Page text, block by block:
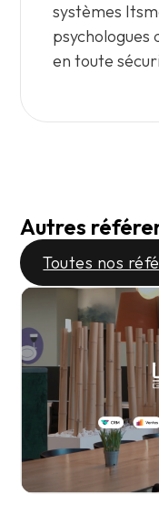
systèmes
psychologues
en toute
Autres
Toutes nos